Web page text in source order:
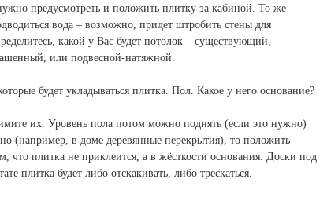
предусмотреть и положить плитку за кабиной. То же
вода – возможно, придет штробить стены для
какой у Вас будет потолок – существующий,
или подвесной-натяжной.
будет укладываться плитка. Пол. Какое у него основание?
их. Уровень пола потом можно поднять (если это нужно)
(например, в доме деревянные перекрытия), то положить
что плитка не приклеится, а в жёсткости основания. Доски под
плитка будет либо отскакивать, либо трескаться.